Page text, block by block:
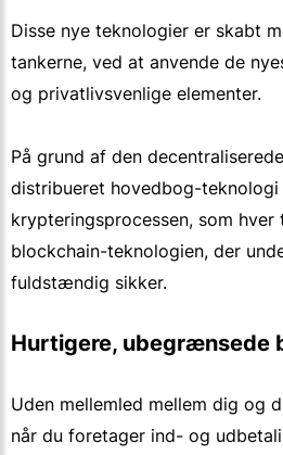
Disse nye teknologier er skabt
tankerne, ved at anvende de
og privatlivsvenlige elementer.
På grund af den
distribueret hovedbog-teknologi
krypteringsprocessen, som
blockchain-teknologien, der
fuldstændig sikker.
Hurtigere, ubegrænsede
Uden mellemled mellem dig og
når du foretager ind- og